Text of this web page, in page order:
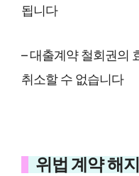
됩니다
– 대출계약 철회권의
취소할 수 없습니다
위법 계약 해